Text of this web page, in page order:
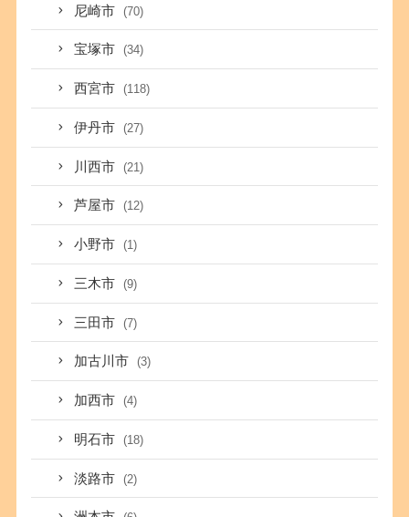
尼崎市 (70)
宝塚市 (34)
西宮市 (118)
伊丹市 (27)
川西市 (21)
芦屋市 (12)
小野市 (1)
三木市 (9)
三田市 (7)
加古川市 (3)
加西市 (4)
明石市 (18)
淡路市 (2)